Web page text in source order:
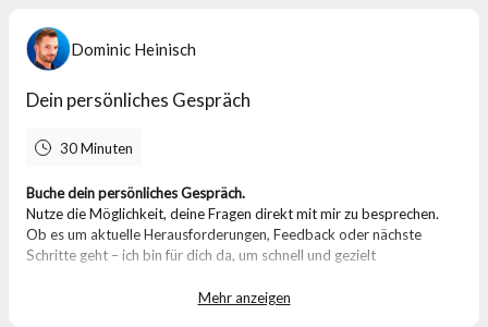
Dominic Heinisch
Dein persönliches Gespräch
30 Minuten
Buche dein persönliches Gespräch.
Nutze die Möglichkeit, deine Fragen direkt mit mir zu besprechen.
Ob es um aktuelle Herausforderungen, Feedback oder nächste
Schritte geht – ich bin für dich da, um schnell und gezielt
Mehr anzeigen